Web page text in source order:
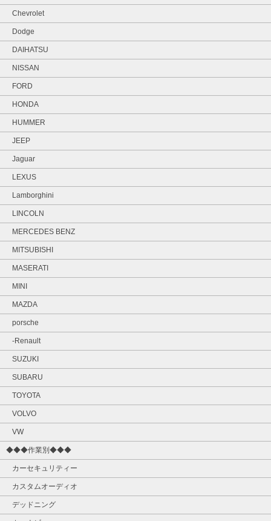
Chevrolet
Dodge
DAIHATSU
NISSAN
FORD
HONDA
HUMMER
JEEP
Jaguar
LEXUS
Lamborghini
LINCOLN
MERCEDES BENZ
MITSUBISHI
MASERATI
MINI
MAZDA
porsche
-Renault
SUZUKI
SUBARU
TOYOTA
VOLVO
VW
◆◆◆作業別◆◆◆
カーセキュリティー
カスタムオーディオ
デッドニング